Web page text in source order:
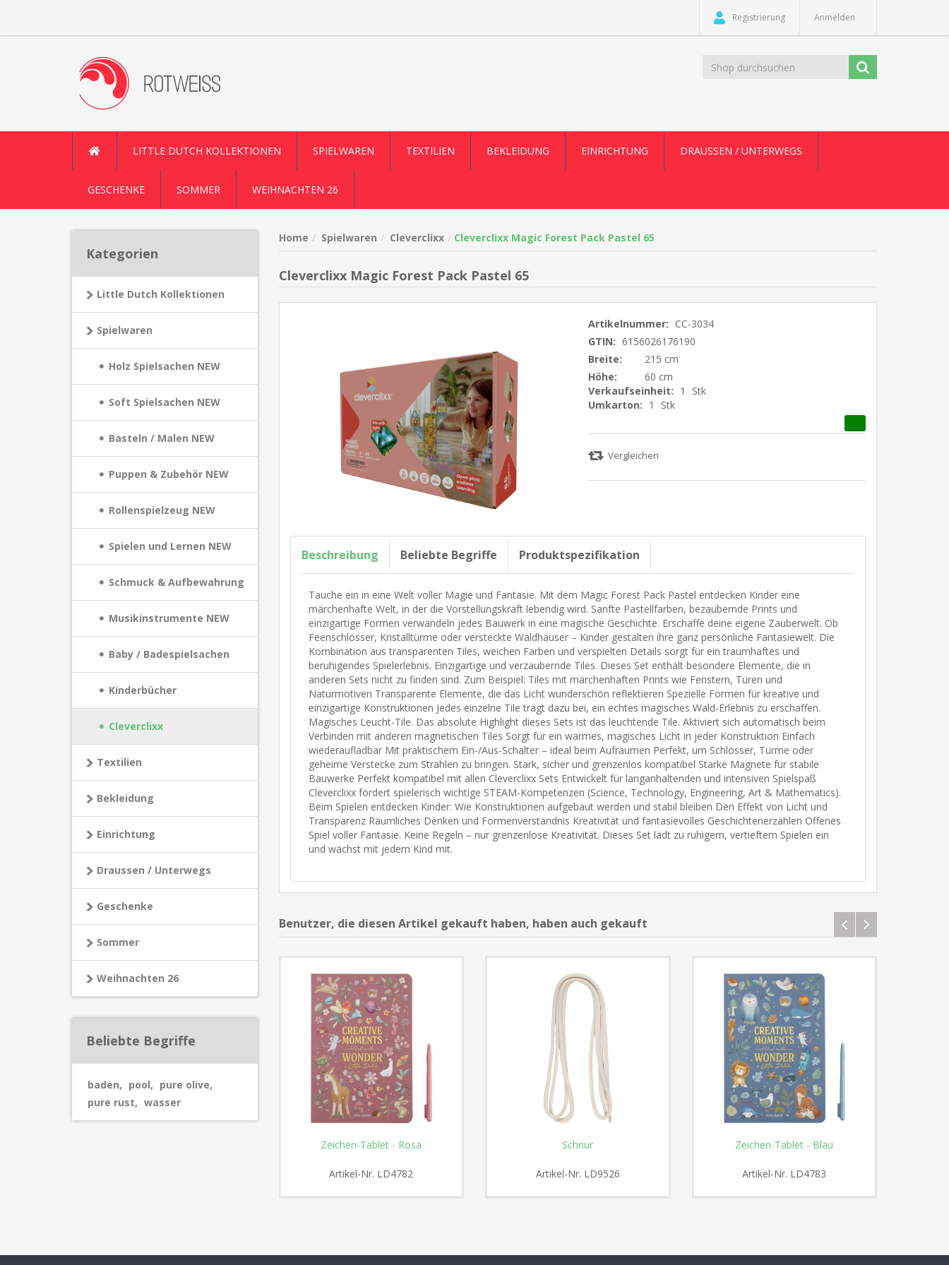
Registrierung Anmelden
LITTLE DUTCH KOLLEKTIONEN SPIELWAREN TEXTILIEN BEKLEIDUNG EINRICHTUNG DRAUSSEN / UNTERWEGS
GESCHENKE SOMMER WEIHNACHTEN 26
Kategorien
Little Dutch Kollektionen
Spielwaren
Holz Spielsachen NEW
Soft Spielsachen NEW
Basteln / Malen NEW
Puppen & Zubehör NEW
Rollenspielzeug NEW
Spielen und Lernen NEW
Schmuck & Aufbewahrung
Musikinstrumente NEW
Baby / Badespielsachen
Kinderbücher
Cleverclixx
Textilien
Bekleidung
Einrichtung
Draussen / Unterwegs
Geschenke
Sommer
Weihnachten 26
Beliebte Begriffe
baden, pool, pure olive,
pure rust, wasser
Home Spielwaren Cleverclixx Cleverclixx Magic Forest Pack Pastel 65
Cleverclixx Magic Forest Pack Pastel 65
Artikelnummer: CC-3034
GTIN: 6156026176190
Breite:
215 cm
Höhe:
60 cm
Verkaufseinheit: 1
Stk
Umkarton: 1 Stk
Beschreibung Beliebte Begriffe Produktspezifikation
Tauche ein in eine Welt voller Magie und Fantasie. Mit dem Magic Forest Pack Pastel entdecken Kinder eine
märchenhafte Welt, in der die Vorstellungskraft lebendig wird. Sanfte Pastellfarben, bezaubernde Prints und
einzigartige Formen verwandeln jedes Bauwerk in eine magische Geschichte. Erschaffe deine eigene Zauberwelt. Ob
Feenschlösser, Kristalltürme oder versteckte Waldhäuser – Kinder gestalten ihre ganz persönliche Fantasiewelt. Die
Kombination aus transparenten Tiles, weichen Farben und verspielten Details sorgt für ein traumhaftes und
beruhigendes Spielerlebnis. Einzigartige und verzaubernde Tiles. Dieses Set enthält besondere Elemente, die in
anderen Sets nicht zu finden sind. Zum Beispiel: Tiles mit märchenhaften Prints wie Fenstern, Türen und
Naturmotiven Transparente Elemente, die das Licht wunderschön reflektieren Spezielle Formen für kreative und
einzigartige Konstruktionen Jedes einzelne Tile trägt dazu bei, ein echtes magisches Wald-Erlebnis zu erschaffen.
Magisches Leucht-Tile. Das absolute Highlight dieses Sets ist das leuchtende Tile. Aktiviert sich automatisch beim
Verbinden mit anderen magnetischen Tiles Sorgt für ein warmes, magisches Licht in jeder Konstruktion Einfach
wiederaufladbar Mit praktischem Ein-/Aus-Schalter – ideal beim Aufräumen Perfekt, um Schlösser, Türme oder
geheime Verstecke zum Strahlen zu bringen. Stark, sicher und grenzenlos kompatibel Starke Magnete für stabile
Bauwerke Perfekt kompatibel mit allen Cleverclixx Sets Entwickelt für langanhaltenden und intensiven Spielspaß
Cleverclixx fördert spielerisch wichtige STEAM-Kompetenzen (Science, Technology, Engineering, Art & Mathematics).
Beim Spielen entdecken Kinder: Wie Konstruktionen aufgebaut werden und stabil bleiben Den Effekt von Licht und
Transparenz Räumliches Denken und Formenverständnis Kreativität und fantasievolles Geschichtenerzählen Offenes
Spiel voller Fantasie. Keine Regeln – nur grenzenlose Kreativität. Dieses Set lädt zu ruhigem, vertieftem Spielen ein
und wächst mit jedem Kind mit.
Benutzer, die diesen Artikel gekauft haben, haben auch gekauft
Zeichen-Tablet - Rosa
Artikel-Nr. LD4782
Schnur
Artikel-Nr. LD9526
Zeichen-Tablet - Blau
Artikel-Nr. LD4783